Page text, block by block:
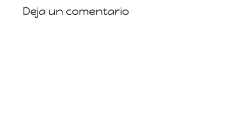
Deja un comentario